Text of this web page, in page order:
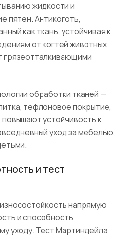
жидкости и
пятен. Антикоготь,
как ткань, устойчивая к
от когтей животных,
грязеотталкивающими
обработки тканей —
тефлоновое покрытие,
устойчивость к
уход за мебелью,
и тест
напрямую
и способность
уходу. Тест Мартиндейла